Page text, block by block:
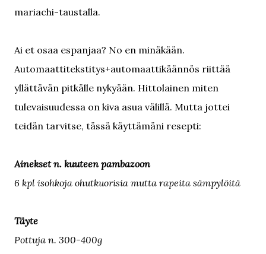
mariachi-taustalla.
Ai et osaa espanjaa? No en minäkään.
Automaattitekstitys+automaattikäännös riittää
yllättävän pitkälle nykyään. Hittolainen miten
tulevaisuudessa on kiva asua välillä. Mutta jottei
teidän tarvitse, tässä käyttämäni resepti:
Ainekset n. kuuteen pambazoon
6 kpl isohkoja ohutkuorisia mutta rapeita sämpylöitä
Täyte
Pottuja n. 300-400g